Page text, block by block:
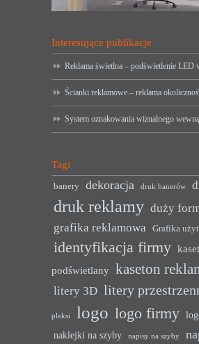
Interesujące publikacje
Reklama świetlna – podświetlenie LED
Ścianki reklamowe – reklama
System oznakowania wizualnego
Tagi
banery dekoracja druk banerów
druk reklamy duży
grafika reklamowa Grafika
identyfikacja firmy
podświetlany kaseton
litery 3D litery
pleksi logo logo firmy
naklejki na szyby
napisy na szyby